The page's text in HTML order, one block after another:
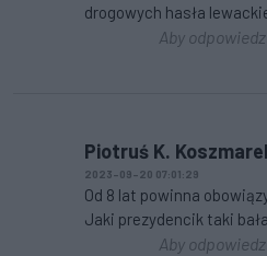
drogowych hasła
Aby
Piotruś K.
2023-09-20 07:01:29
Od 8 lat powinna
Jaki prezydencik taki
Aby